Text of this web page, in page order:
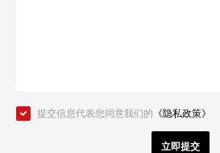
提交信息代表您同意我们的 《隐私政策》
立即提交